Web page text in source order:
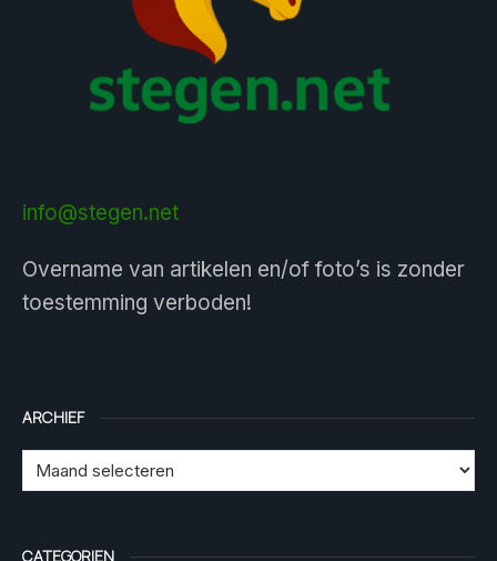
info@stegen.net
Overname van artikelen en/of foto’s is zonder
toestemming verboden!
ARCHIEF
CATEGORIEN